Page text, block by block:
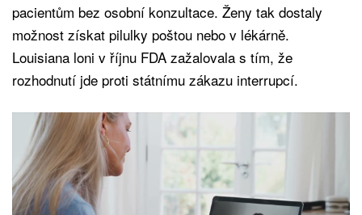
pacientům bez osobní konzultace. Ženy tak dostaly
možnost získat pilulky poštou nebo v lékárně.
Louisiana loni v říjnu FDA zažalovala s tím, že
rozhodnutí jde proti státnímu zákazu interrupcí.